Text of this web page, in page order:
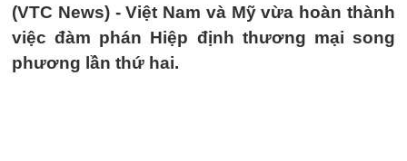
(VTC News) -Việt Nam và Mỹ vừa hoàn thành
việc đàm phán Hiệp định thương mại song
phương lần thứ hai.